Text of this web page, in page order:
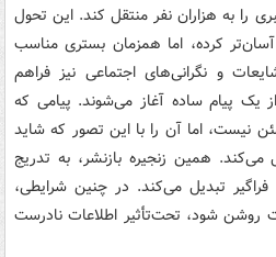
را به هزاران نفر منتقل کند. این تحول
کرده، اما همزمان بستری مناسب
و نگرانی‌های اجتماعی نیز فراهم
یک پیام ساده آغاز می‌شوند. پیامی که
نیست، اما آن را با این تصور که شاید
می‌کند. همین زنجیره بازنشر، به تدریج
تبدیل می‌کند. در چنین شرایطی،
روشن شود، تحت‌تأثیر اطلاعات نادرست